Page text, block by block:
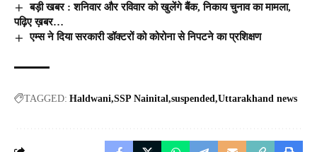
बड़ी खबर : शनिवार और रविवार को खुलेंगे बैंक, निकाय चुनाव का मामला,
पढ़िए ख़बर…
एम्स ने दिया सरकारी डॉक्टरों को कोरोना से निपटने का प्रशिक्षण
TAGGED: Haldwani SSP Nainital suspended Uttarakhand news